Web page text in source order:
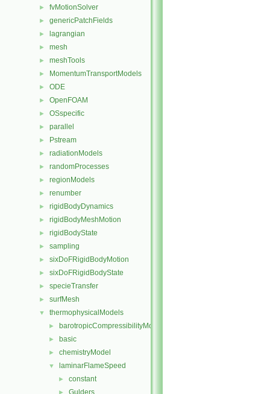
► fvMotionSolver
► genericPatchFields
► lagrangian
► mesh
► meshTools
► MomentumTransportModels
► ODE
► OpenFOAM
► OSspecific
► parallel
► Pstream
► radiationModels
► randomProcesses
► regionModels
► renumber
► rigidBodyDynamics
► rigidBodyMeshMotion
► rigidBodyState
► sampling
► sixDoFRigidBodyMotion
► sixDoFRigidBodyState
► specieTransfer
► surfMesh
▼ thermophysicalModels
► barotropicCompressibilityModel
► basic
► chemistryModel
▼ laminarFlameSpeed
► constant
Gulders